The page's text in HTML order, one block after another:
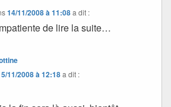
14/11/2008 à 11:08 a dit :
de lire la suite…
11/2008 à 12:18a dit :